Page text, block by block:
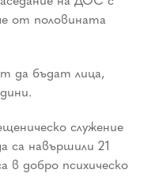
от половината
да бъдат лица,
служение
са навършили 21
в добро психическо